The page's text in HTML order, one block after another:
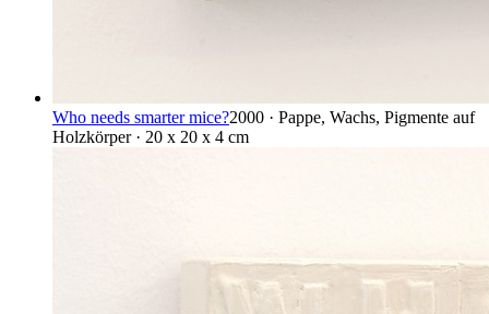
Who needs smarter mice?2000 · Pappe, Wachs, Pigmente auf
Holzkörper · 20 x 20 x 4 cm